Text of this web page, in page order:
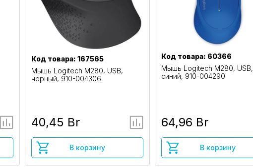
Код товара: 167565
Мышь Logitech M280, USB,
черный, 910-004306
40,45 Br
В корзину
Код товара: 60366
Мышь Logitech M280, USB,
синий, 910-004290
64,96 Br
В корзину